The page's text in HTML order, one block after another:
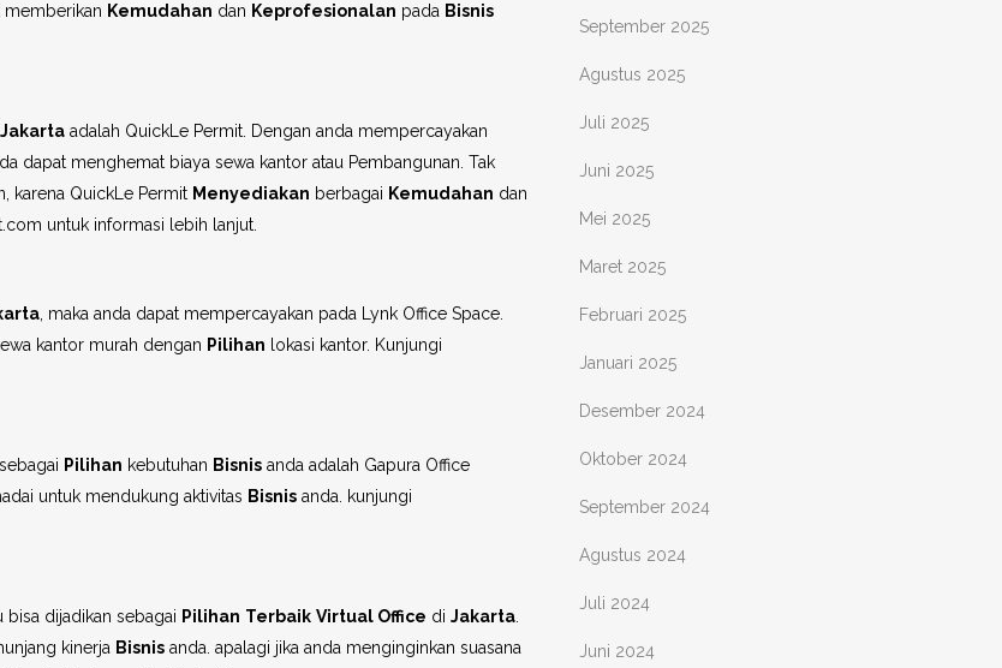
memberikan Kemudahan dan Keprofesionalan pada Bisnis
Jakarta adalah QuickLe Permit. Dengan anda mempercayakan
dapat menghemat biaya sewa kantor atau Pembangunan. Tak
karena QuickLe Permit Menyediakan berbagai Kemudahan dan
untuk informasi lebih lanjut.
, maka anda dapat mempercayakan pada Lynk Office Space.
kantor murah dengan Pilihan lokasi kantor. Kunjungi
Pilihan kebutuhan Bisnis anda adalah Gapura Office
untuk mendukung aktivitas Bisnis anda. kunjungi
dijadikan sebagai Pilihan Terbaik Virtual Office di Jakarta.
kinerja Bisnis anda. apalagi jika anda menginginkan suasana
September 2025
Agustus 2025
Juli 2025
Juni 2025
Mei 2025
Maret 2025
Februari 2025
Januari 2025
Desember 2024
Oktober 2024
September 2024
Agustus 2024
Juli 2024
Juni 2024